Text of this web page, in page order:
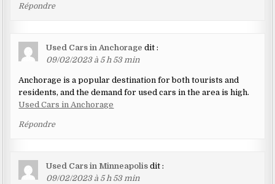
Répondre
Used Cars in Anchorage dit :
09/02/2023 à 5 h 53 min
Anchorage is a popular destination for both tourists and
residents, and the demand for used cars in the area is high.
Used Cars in Anchorage
Répondre
Used Cars in Minneapolis dit :
09/02/2023 à 5 h 53 min